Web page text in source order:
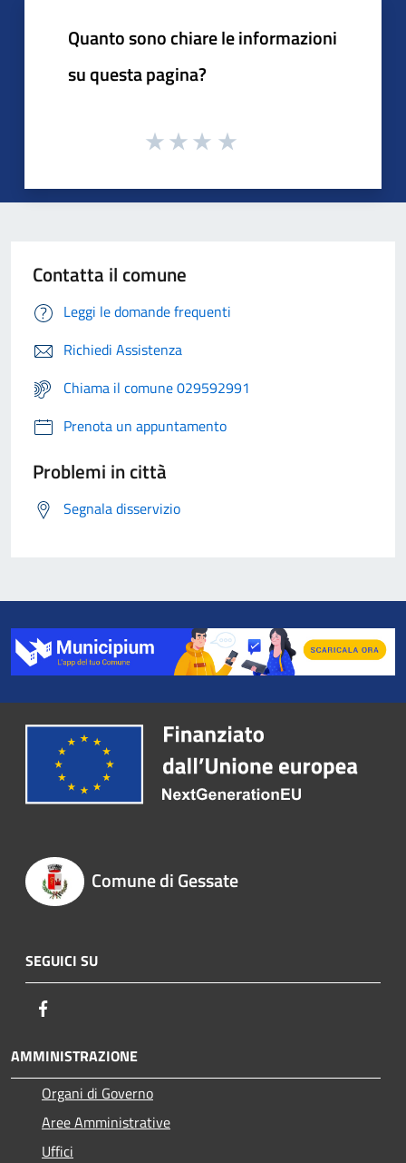
Quanto sono chiare le informazioni
su questa pagina?
Contatta il comune
Leggi le domande frequenti
Richiedi Assistenza
Chiama il comune 029592991
Prenota un appuntamento
Problemi in città
Segnala disservizio
Comune di Gessate
SEGUICI SU
AMMINISTRAZIONE
Organi di Governo
Aree Amministrative
Uffici